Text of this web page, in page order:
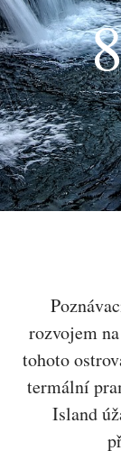
rozvojem
tohoto
termální
Island